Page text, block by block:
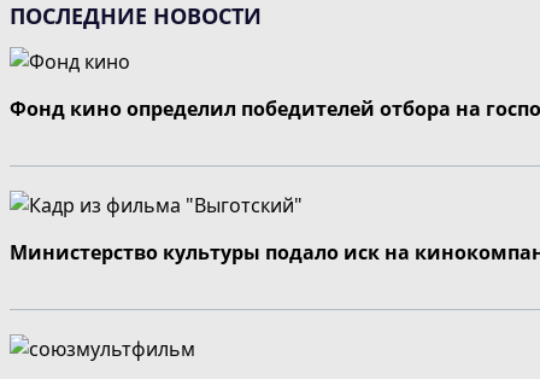
ПОСЛЕДНИЕ НОВОСТИ
Фонд кино определил победителей отбора на
Министерство культуры подало иск на